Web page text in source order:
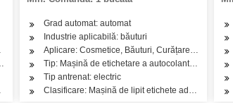
de îngrijire a pielii, produse de îngrijire a părului,
cald
a sticlei rotunde verticale
BOPP, lipici, etichetare, mașină de
ambalat
Grad automat: automat
Industrie aplicabilă: băuturi
Aplicare: Cosmetice, Băuturi, Curățare,
Tip: Mașină de etichetare a autocolantelor
Tip antrenat: electric
Clasificare: Mașină de lipit etichete adezive